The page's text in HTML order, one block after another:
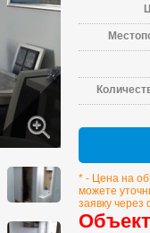
* - Цена на
можете
заявку